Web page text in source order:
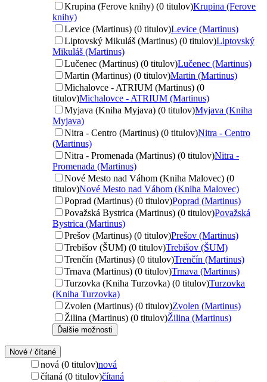
Krupina (Ferove knihy) (0 titulov)Krupina (Ferove
knihy)
Levice (Martinus) (0 titulov)Levice (Martinus)
Liptovský Mikuláš (Martinus) (0 titulov)Liptovský
Mikuláš (Martinus)
Lučenec (Martinus) (0 titulov)Lučenec (Martinus)
Martin (Martinus) (0 titulov)Martin (Martinus)
Michalovce - ATRIUM (Martinus) (0
titulov)Michalovce - ATRIUM (Martinus)
Myjava (Kniha Myjava) (0 titulov)Myjava (Kniha
Myjava)
Nitra - Centro (Martinus) (0 titulov)Nitra - Centro
(Martinus)
Nitra - Promenada (Martinus) (0 titulov)Nitra -
Promenada (Martinus)
Nové Mesto nad Váhom (Kniha Malovec) (0
titulov)Nové Mesto nad Váhom (Kniha Malovec)
Poprad (Martinus) (0 titulov)Poprad (Martinus)
Považská Bystrica (Martinus) (0 titulov)Považská
Bystrica (Martinus)
Prešov (Martinus) (0 titulov)Prešov (Martinus)
Trebišov (ŠUM) (0 titulov)Trebišov (ŠUM)
Trenčín (Martinus) (0 titulov)Trenčín (Martinus)
Trnava (Martinus) (0 titulov)Trnava (Martinus)
Turzovka (Kniha Turzovka) (0 titulov)Turzovka
(Kniha Turzovka)
Zvolen (Martinus) (0 titulov)Zvolen (Martinus)
Žilina (Martinus) (0 titulov)Žilina (Martinus)
Ďalšie možnosti
Nové / čítané
nová (0 titulov)nová
čítaná (0 titulov)čítaná